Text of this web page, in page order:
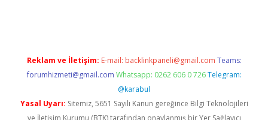
Reklam ve İletişim: E-mail: backlinkpaneli@gmail.com Teams:
forumhizmeti@gmail.com Whatsapp: 0262 606 0 726 Telegram:
@karabul
Yasal Uyarı: Sitemiz, 5651 Sayılı Kanun gereğince Bilgi Teknolojileri
ve İletişim Kurumu (BTK) tarafından onaylanmış bir Yer Sağlayıcı